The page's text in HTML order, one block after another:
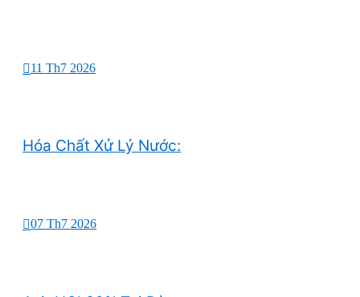
11 Th7 2026
Hóa Chất Xử Lý Nước:
07 Th7 2026